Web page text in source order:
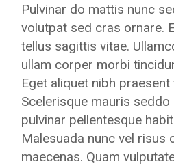
Pulvinar do mattis nunc
volutpat sed cras ornare.
tellus sagittis vitae.
ullam corper morbi
Eget aliquet nibh
Scelerisque mauris seddo
pulvinar pellentesque
Malesuada nunc vel risus
maecenas. Quam